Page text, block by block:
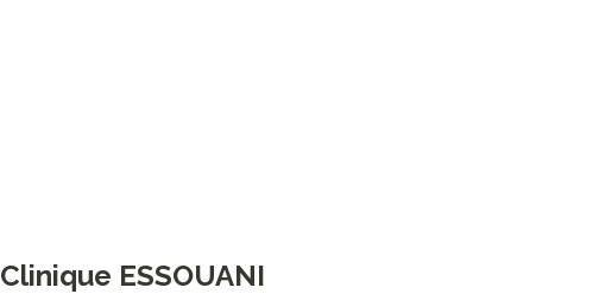
Clinique ESSOUANI